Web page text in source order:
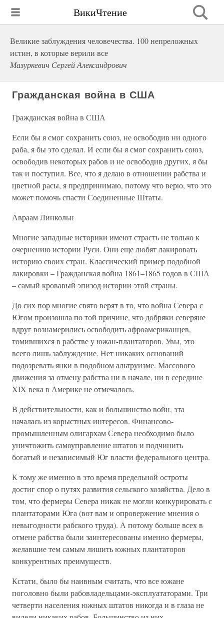
ВикиЧтение
Великие заблуждения человечества. 100 непреложных
истин, в которые верили все
Мазуркевич Сергей Александрович
Гражданская война в США
Гражданская война в США
Если бы я смог сохранить союз, не освободив ни одного
раба, я бы это сделал. И если бы я смог сохранить союз,
освободив некоторых рабов и не освободив других, я бы
так и поступил. Все, что я делаю в отношении рабства и
цветной расы, я предпринимаю, потому что верю, что это
может помочь спасти Соединенные Штаты.
Авраам Линкольн
Многие западные историки имеют страсть не только к
очернению истории Руси. Они еще любят лакировать
историю своих стран. Классический пример подобной
лакировки – Гражданская война 1861–1865 годов в США
– самый кровавый эпизод истории этой страны.
До сих пор многие свято верят в то, что война Севера с
Югом произошла по той причине, что добряки северяне
вдруг вознамерились освободить афроамериканцев,
томившихся в рабстве у южан-плантаторов. Увы, это
всего лишь заблуждение. Нет никаких оснований
подозревать янки в подобном альтруизме. Массового
движения за отмену рабства ни в начале, ни в середине
XIX века в Америке не отмечалось.
В действительности, как и большинство войн, эта
началась из корыстных интересов. Финансово-
промышленным олигархам Севера необходимо было
уничтожить самоуправление штатов и подчинить
богатый и независимый Юг власти федерального центра.
К тому же именно в это время предельной остроты
достиг спор о путях развития сельского хозяйства. Дело в
том, что фермеры Севера никак не могли конкурировать с
плантаторами Юга (вот вам и опровержение мнения о
невыгодности рабского труда). А потому больше всех в
отмене рабства были заинтересованы именно фермеры,
желавшие тем самым лишить южных плантаторов
конкурентных преимуществ.
Кстати, было бы наивным считать, что все южане
поголовно были рабовладельцами-эксплуататорами. Три
четверти населения южных штатов никогда и в глаза не